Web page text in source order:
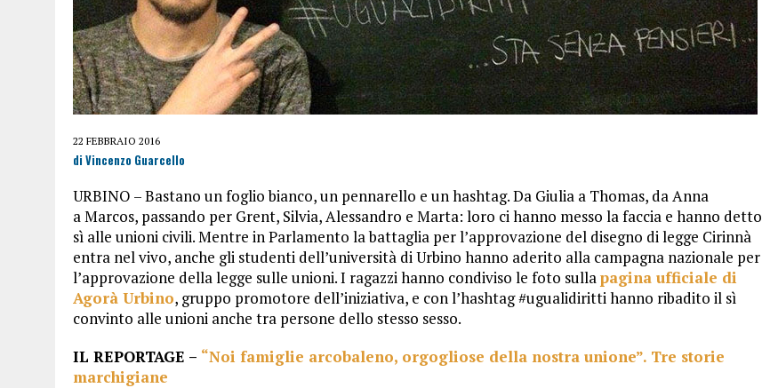
22 FEBBRAIO 2016
di Vincenzo Guarcello
URBINO – Bastano un foglio bianco, un pennarello e un hashtag. Da Giulia a Thomas, da Anna
a Marcos, passando per Grent, Silvia, Alessandro e Marta: loro ci hanno messo la faccia e hanno detto
sì alle unioni civili. Mentre in Parlamento la battaglia per l’approvazione del disegno di legge Cirinnà
entra nel vivo, anche gli studenti dell’università di Urbino hanno aderito alla campagna nazionale per
l’approvazione della legge sulle unioni. I ragazzi hanno condiviso le foto sullapagina ufficiale di
Agorà Urbino, gruppo promotore dell’iniziativa, e con l’hashtag #ugualidiritti hanno ribadito il sì
convinto alle unioni anche tra persone dello stesso sesso.
IL REPORTAGE – “Noi famiglie arcobaleno, orgogliose della nostra unione”. Tre storie
marchigiane